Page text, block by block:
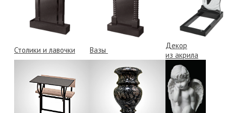
Столики и лавочки Вазы
Декор
из акрила